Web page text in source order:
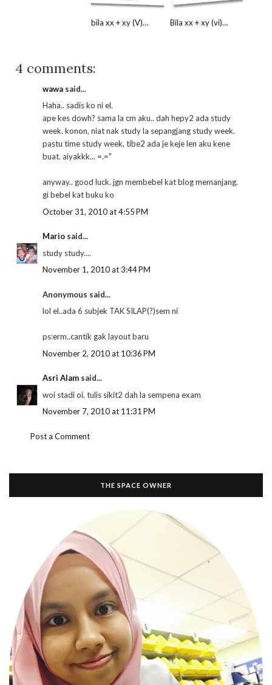
bila xx + xy (V)… Bila xx + xy (vi)…
4 comments:
wawa said...
Haha.. sadis ko ni el.
ape kes dowh? sama la cm aku.. dah hepy2 ada study
week. konon, niat nak study la sepangjang study week.
pastu time study week, tibe2 ada je keje len aku kene
buat. aiyakkk... =.="
anyway.. good luck. jgn membebel kat blog memanjang.
gi bebel kat buku ko
October 31, 2010 at 4:55 PM
Mario said...
study study....
November 1, 2010 at 3:44 PM
Anonymous said...
lol el..ada 6 subjek TAK SILAP(?)sem ni
ps:erm..cantik gak layout baru
November 2, 2010 at 10:36 PM
Asri Alam said...
woi stadi oi. tulis sikit2 dah la sempena exam
November 7, 2010 at 11:31 PM
Post a Comment
THE SPACE OWNER